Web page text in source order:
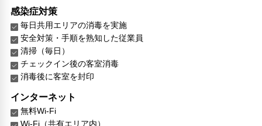
感染症対策
毎日共用エリアの消毒を実施
安全対策・手順を熟知した従業員
清掃（毎日）
チェックイン後の客室消毒
消毒後に客室を封印
インターネット
無料Wi-Fi
Wi-Fi（共有エリア内）